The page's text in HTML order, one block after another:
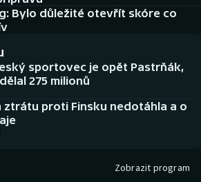
Bylo důležité otevřít skóre co
sportovec je opět Pastrňák,
275 milionů
ztrátu proti Finsku nedotáhla a o
Zobrazit program